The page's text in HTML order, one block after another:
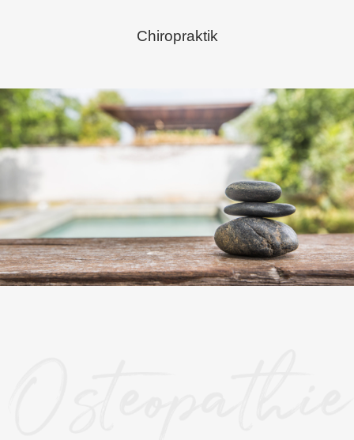
Chiropraktik